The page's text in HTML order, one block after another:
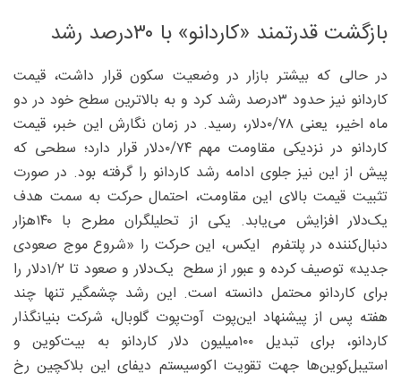
بازگشت قدرتمند «کاردانو» با ۳۰‌درصد رشد‍
در حالی که بیشتر بازار در وضعیت سکون قرار داشت، قیمت
کاردانو نیز حدود ۳‌درصد رشد کرد و به بالاترین سطح خود در دو
ماه اخیر، یعنی ۷۸/‏۰دلار، رسید. در زمان نگارش این خبر، قیمت
کاردانو در نزدیکی مقاومت مهم ۷۴/‏۰‌دلار قرار دارد؛ سطحی که
پیش از این نیز جلوی ادامه رشد کاردانو را گرفته بود. در صورت
تثبیت قیمت بالای این مقاومت، احتمال حرکت به سمت هدف
یک‌دلار افزایش می‌یابد. یکی از تحلیلگران مطرح با ۱۴۰هزار
دنبال‌کننده در پلتفرم ایکس، این حرکت را «شروع موج صعودی
جدید» توصیف کرده و عبور از سطح یک‌دلار و صعود تا ۲/‏۱‌دلار را
برای کاردانو محتمل دانسته است. این رشد چشمگیر تنها چند
هفته پس از پیشنهاد این‌پوت آوت‌پوت گلوبال، شرکت بنیانگذار
کاردانو، برای تبدیل ۱۰۰‌میلیون دلار کاردانو به بیت‌کوین و
استیبل‌کوین‌ها جهت تقویت اکوسیستم دیفای این بلاکچین رخ